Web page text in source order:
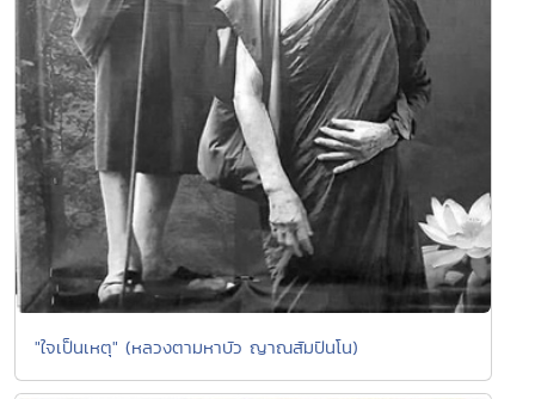
"ใจเป็นเหตุ" (หลวงตามหาบัว ญาณสัมปันโน)